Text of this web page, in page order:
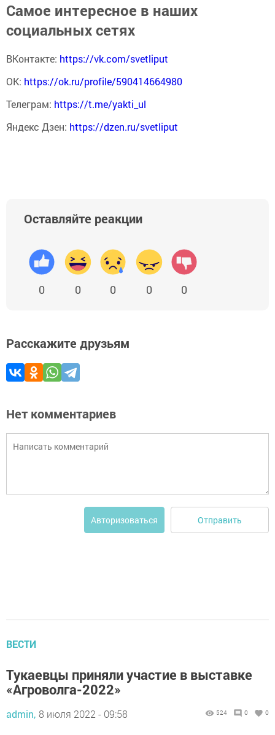
Самое интересное в наших
социальных сетях
ВКонтакте: https://vk.com/svetliput
ОК: https://ok.ru/profile/590414664980
Телеграм: https://t.me/yakti_ul
Яндекс Дзен: https://dzen.ru/svetliput
Оставляйте реакции
0 0 0 0 0
Расскажите друзьям
Нет комментариев
Авторизоваться Отправить
ВЕСТИ
Тукаевцы приняли участие в выставке
«Агроволга-2022»
admin, 8 июля 2022 - 09:58 524 0 0